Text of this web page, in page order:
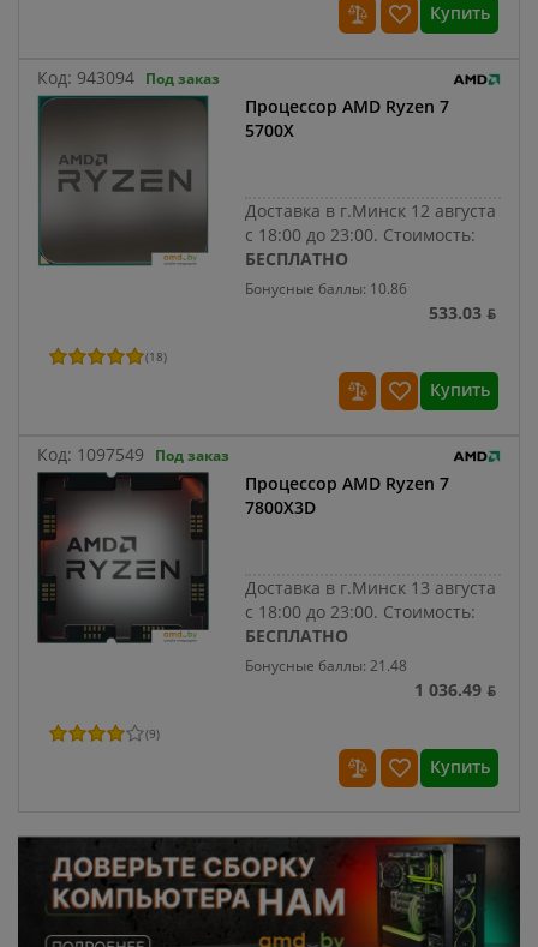
Купить
Код: 943094 Под заказ
Процессор AMD Ryzen 7
5700X
Доставка в г.Минск 12 августа
с 18:00 до 23:00. Стоимость:
БЕСПЛАТНО
Бонусные баллы: 10.86
533.03 ƃ
(18)
Купить
Код: 1097549 Под заказ
Процессор AMD Ryzen 7
7800X3D
Доставка в г.Минск 13 августа
с 18:00 до 23:00. Стоимость:
БЕСПЛАТНО
Бонусные баллы: 21.48
1 036.49 ƃ
(9)
Купить